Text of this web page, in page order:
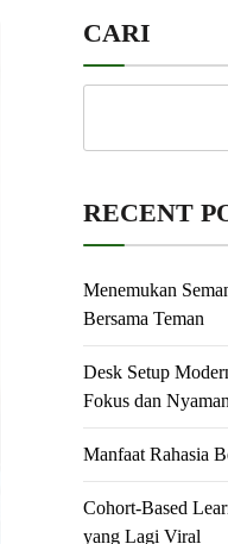
CARI
RECENT
Menemukan
Bersama Teman
Desk Setup
Fokus dan Nyaman
Manfaat Rahasia
Cohort-Based
yang Lagi Viral